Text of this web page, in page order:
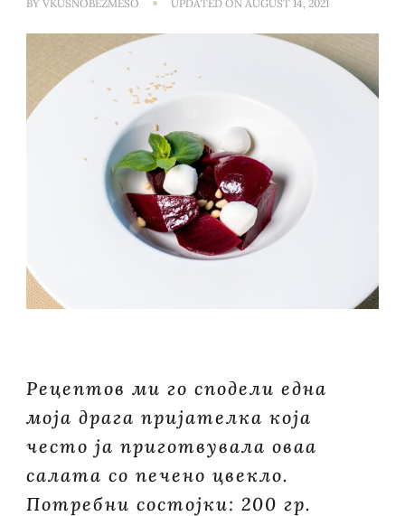
BY VKUSNOBEZMESO UPDATED ON AUGUST 14, 2021
Рецептов ми го сподели една
моја драга пријателка која
често ја приготвувала оваа
салата со печено цвекло.
Потребни состојки: 200 гр.